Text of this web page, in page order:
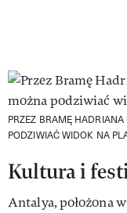
PRZEZ BRAMĘ
PODZIWIAĆ WIDOK NA
Kultura i
Antalya, położona